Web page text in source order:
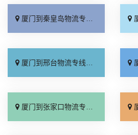
厦门到秦皇岛物流专线_高效运输「运保时效」
厦门到邢台物流专线_专业靠谱「上门提货」
厦门到张家口物流专线_全境派送「多久能到」